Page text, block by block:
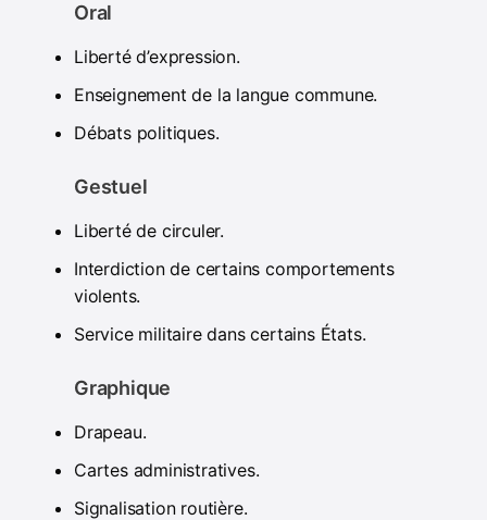
Oral
Liberté d’expression.
Enseignement de la langue commune.
Débats politiques.
Gestuel
Liberté de circuler.
Interdiction de certains comportements
violents.
Service militaire dans certains États.
Graphique
Drapeau.
Cartes administratives.
Signalisation routière.